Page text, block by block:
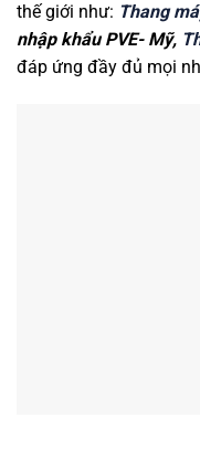
thế giới như: Thang
nhập khẩu PVE- Mỹ,
đáp ứng đầy đủ mọi